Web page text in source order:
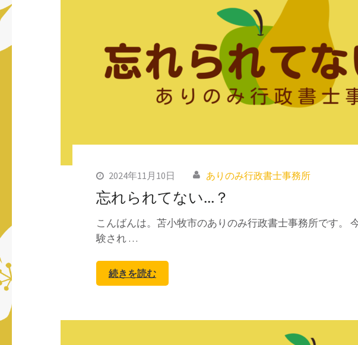
2024年11月10日 ありのみ行政書士事務所
忘れられてない…？
こんばんは。苫小牧市のありのみ行政書士事務所です。
験され …
続きを読む